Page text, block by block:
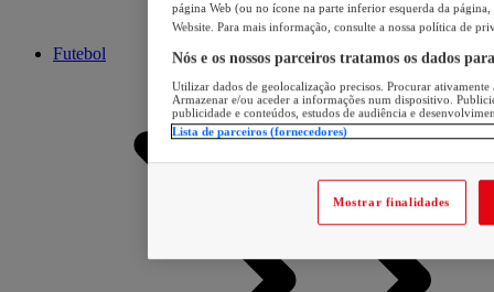
Futebol
página Web (ou no ícone na parte inferior esquerda da página,
Website. Para mais informação, consulte a nossa política de
Nós e os nossos parceiros tratamos os dados
Utilizar dados de geolocalização precisos. Procurar
Armazenar e/ou aceder a informações num dispositivo.
publicidade e conteúdos, estudos de audiência e
Lista de parceiros (fornecedores)
Mostrar finalidades